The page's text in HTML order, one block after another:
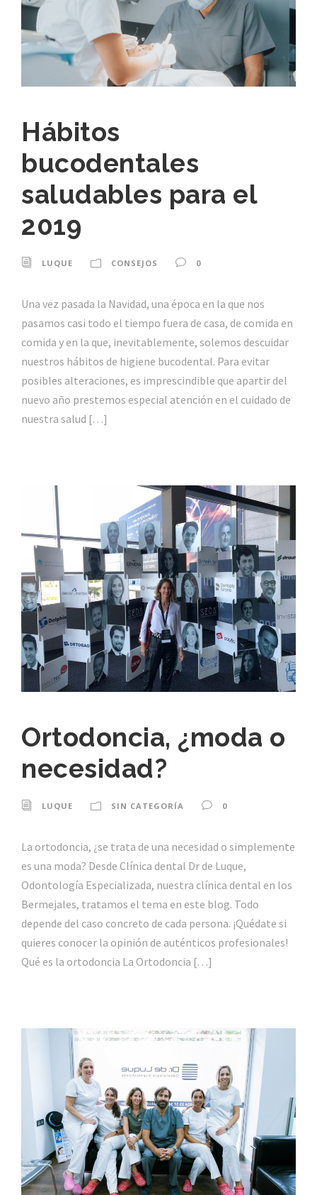
Hábitos
bucodentales
saludables para el
2019
LUQUE CONSEJOS 0
Una vez pasada la Navidad, una época en la que nos
pasamos casi todo el tiempo fuera de casa, de comida en
comida y en la que, inevitablemente, solemos descuidar
nuestros hábitos de higiene bucodental. Para evitar
posibles alteraciones, es imprescindible que apartir del
nuevo año prestemos especial atención en el cuidado de
nuestra salud […]
Ortodoncia, ¿moda o
necesidad?
LUQUE SIN CATEGORÍA 0
La ortodoncia, ¿se trata de una necesidad o simplemente
es una moda? Desde Clínica dental Dr de Luque,
Odontología Especializada, nuestra clínica dental en los
Bermejales, tratamos el tema en este blog. Todo
depende del caso concreto de cada persona. ¡Quédate si
quieres conocer la opinión de auténticos profesionales!
Qué es la ortodoncia La Ortodoncia […]